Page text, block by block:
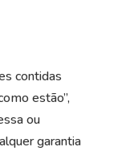
contidas
estão”,
ou
garantia